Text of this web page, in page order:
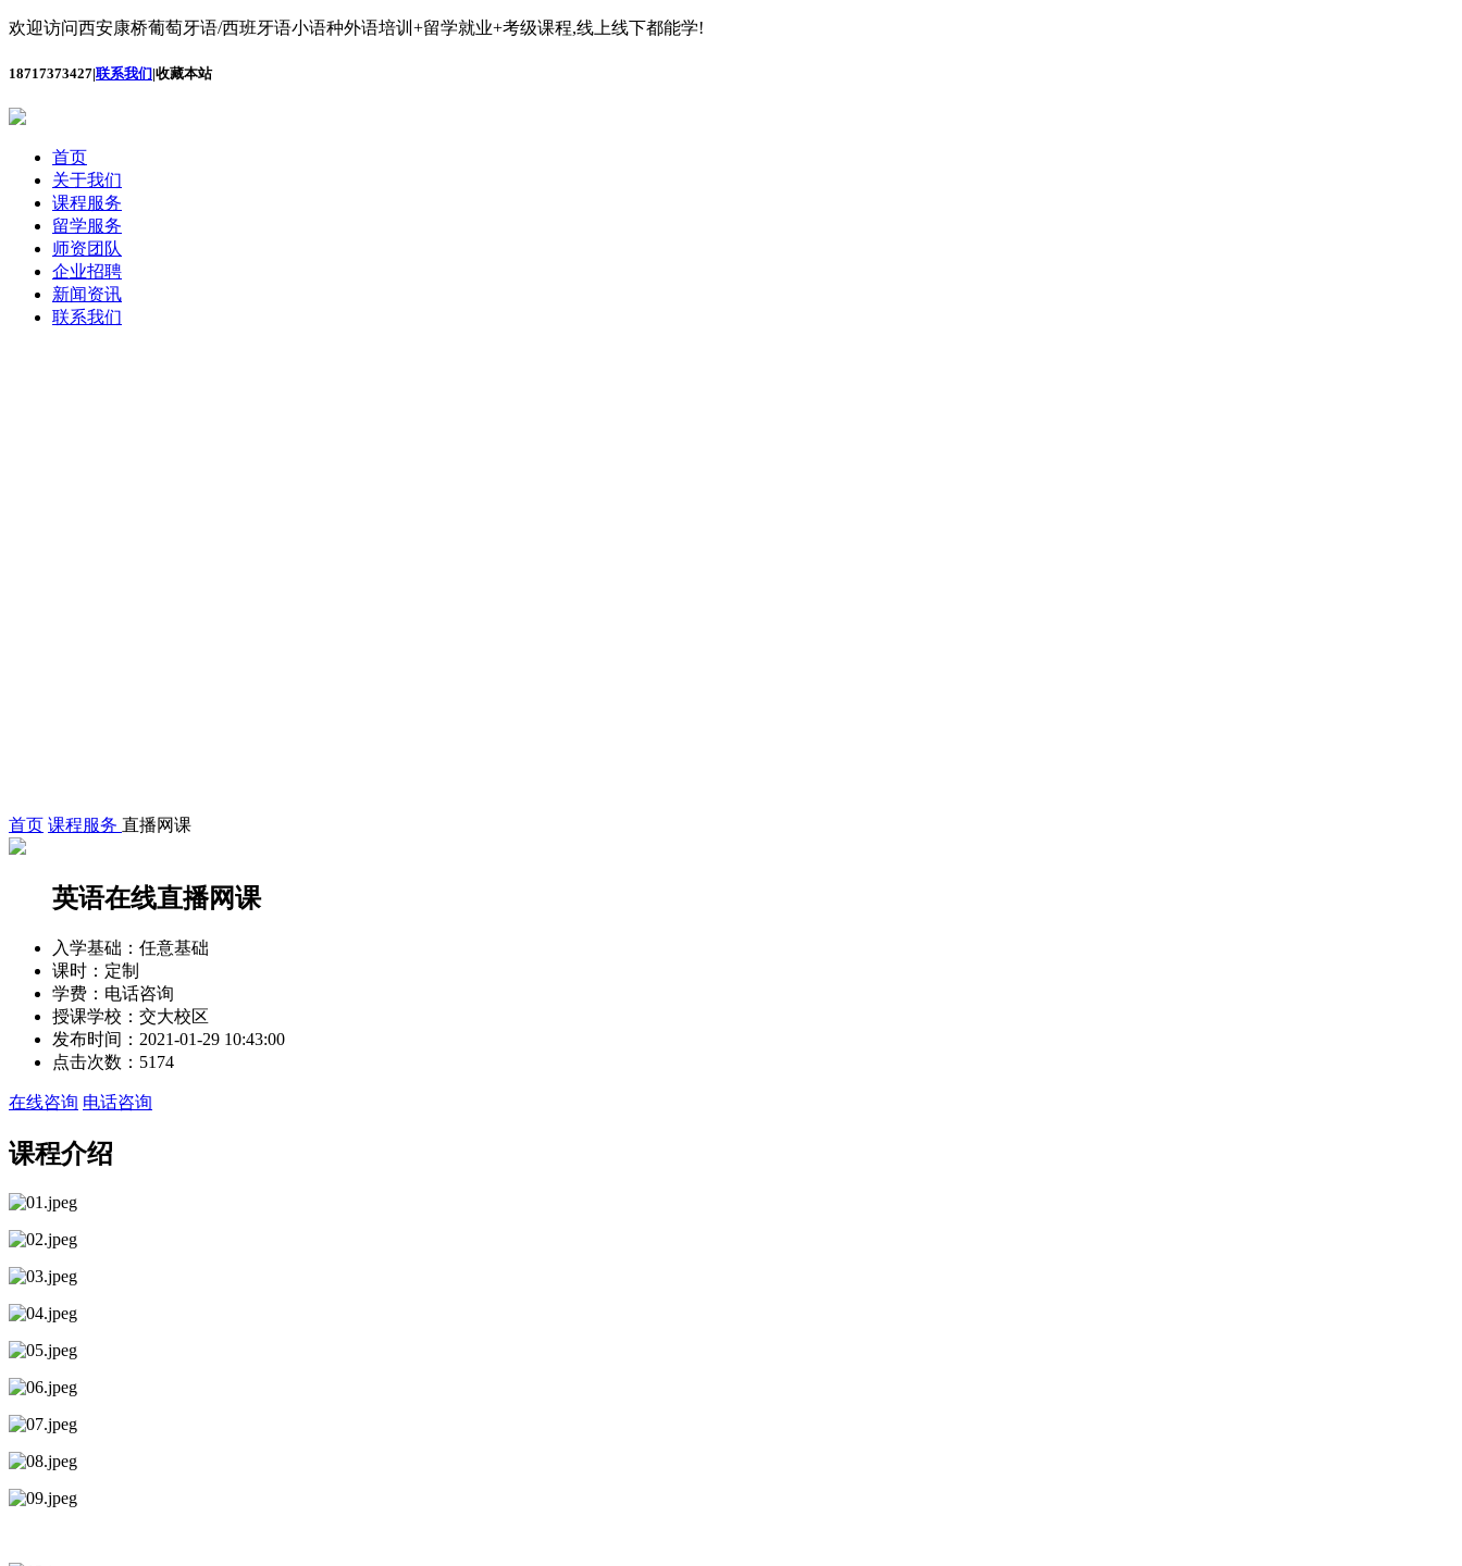
欢迎访问西安康桥葡萄牙语/西班牙语小语种外语培训+留学就业+考级课程,线上线下都能学!
18717373427|联系我们|收藏本站
首页
关于我们
课程服务
留学服务
师资团队
企业招聘
新闻资讯
联系我们
首页 课程服务 直播网课
英语在线直播网课
入学基础： 任意基础
课时： 定制
学费： 电话咨询
授课学校： 交大校区
发布时间： 2021-01-29 10:43:00
点击次数： 5174
在线咨询 电话咨询
课程介绍